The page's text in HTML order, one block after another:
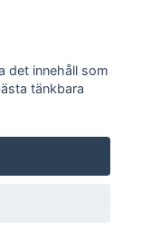
det innehåll som
tänkbara